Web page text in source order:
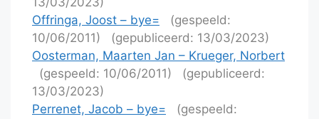
Offringa, Joost – bye=
(gespeeld:
10/06/2011)
(gepubliceerd: 13/03/2023)
Oosterman, Maarten Jan – Krueger, Norbert
(gespeeld: 10/06/2011)
(gepubliceerd:
13/03/2023)
Perrenet, Jacob – bye=
(gespeeld: